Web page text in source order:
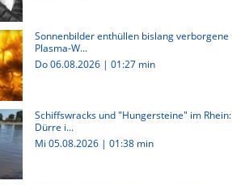
Sonnenbilder enthüllen bislang verborgene
Plasma-W...
Do 06.08.2026 | 01:27 min
Schiffswracks und "Hungersteine" im Rhein:
Dürre i...
Mi 05.08.2026 | 01:38 min